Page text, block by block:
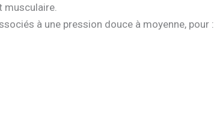
musculaire.
à une pression douce à moyenne, pour :